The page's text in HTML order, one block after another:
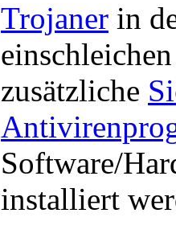
Trojaner in
zusätzliche
Software/
installiert